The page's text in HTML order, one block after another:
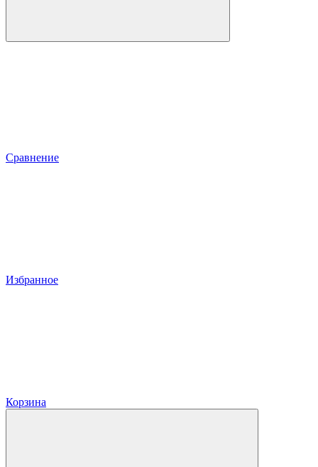
Сравнение
Избранное
Корзина